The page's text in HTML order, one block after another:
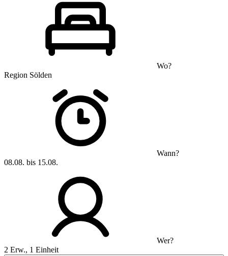
Wo?
Region Sölden
Wann?
08.08. bis 15.08.
Wer?
2 Erw., 1 Einheit